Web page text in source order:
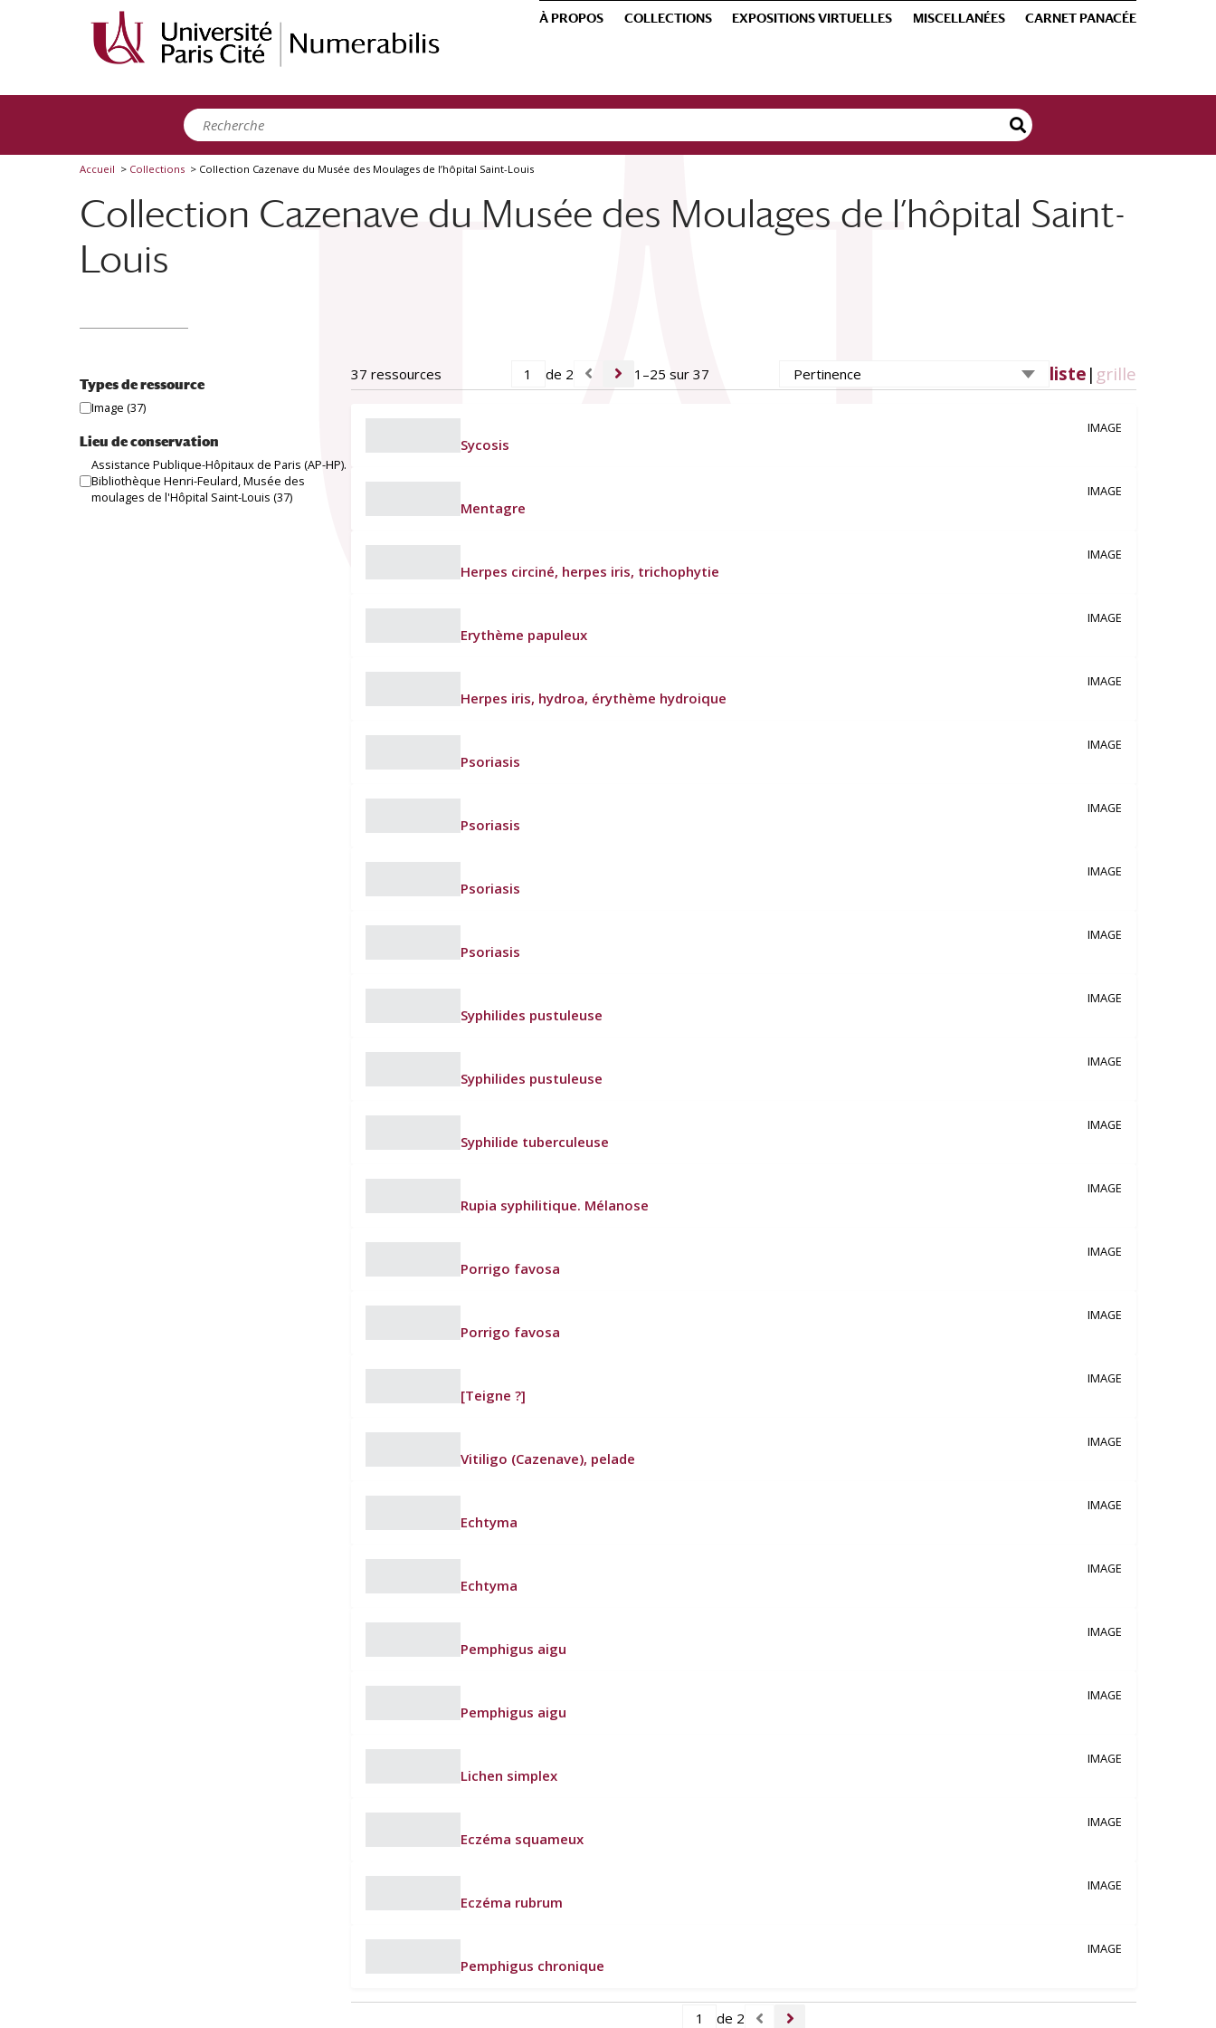
À PROPOS COLLECTIONS EXPOSITIONS VIRTUELLES MISCELLANÉES CARNET PANACÉE
Accueil > Collections > Collection Cazenave du Musée des Moulages de l’hôpital Saint-Louis
Collection Cazenave du Musée des Moulages de l’hôpital Saint-
Louis
Types de ressource
Image (37)
Lieu de conservation
Assistance Publique-Hôpitaux de Paris (AP-HP).
Bibliothèque Henri-Feulard, Musée des
moulages de l'Hôpital Saint-Louis (37)
37 ressources de 2 1–25 sur 37 liste | grille
IMAGE
Sycosis
IMAGE
Mentagre
IMAGE
Herpes circiné, herpes iris, trichophytie
IMAGE
Erythème papuleux
IMAGE
Herpes iris, hydroa, érythème hydroique
IMAGE
Psoriasis
IMAGE
Psoriasis
IMAGE
Psoriasis
IMAGE
Psoriasis
IMAGE
Syphilides pustuleuse
IMAGE
Syphilides pustuleuse
IMAGE
Syphilide tuberculeuse
IMAGE
Rupia syphilitique. Mélanose
IMAGE
Porrigo favosa
IMAGE
Porrigo favosa
IMAGE
[Teigne ?]
IMAGE
Vitiligo (Cazenave), pelade
IMAGE
Echtyma
IMAGE
Echtyma
IMAGE
Pemphigus aigu
IMAGE
Pemphigus aigu
IMAGE
Lichen simplex
IMAGE
Eczéma squameux
IMAGE
Eczéma rubrum
IMAGE
Pemphigus chronique
de 2
Panneau de gestion des cookies